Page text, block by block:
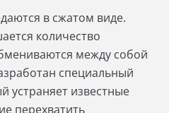
в сжатом виде.
количество
между собой
специальный
устраняет известные
перехватить